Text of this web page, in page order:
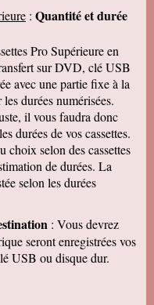
remercie d'
. J'ai visionné
part satisfait , je
heureux de
beaucoup
de ma commande,
et
de vous
plaisir.
: Quantité et durée
Pro Supérieure en
sur DVD, clé USB
avec une partie fixe à la
durées numérisées.
il vous faudra donc
durées de vos cassettes.
choix selon des cassettes
de durées. La
selon les durées
: Vous devrez
seront enregistrées vos
USB ou disque dur.